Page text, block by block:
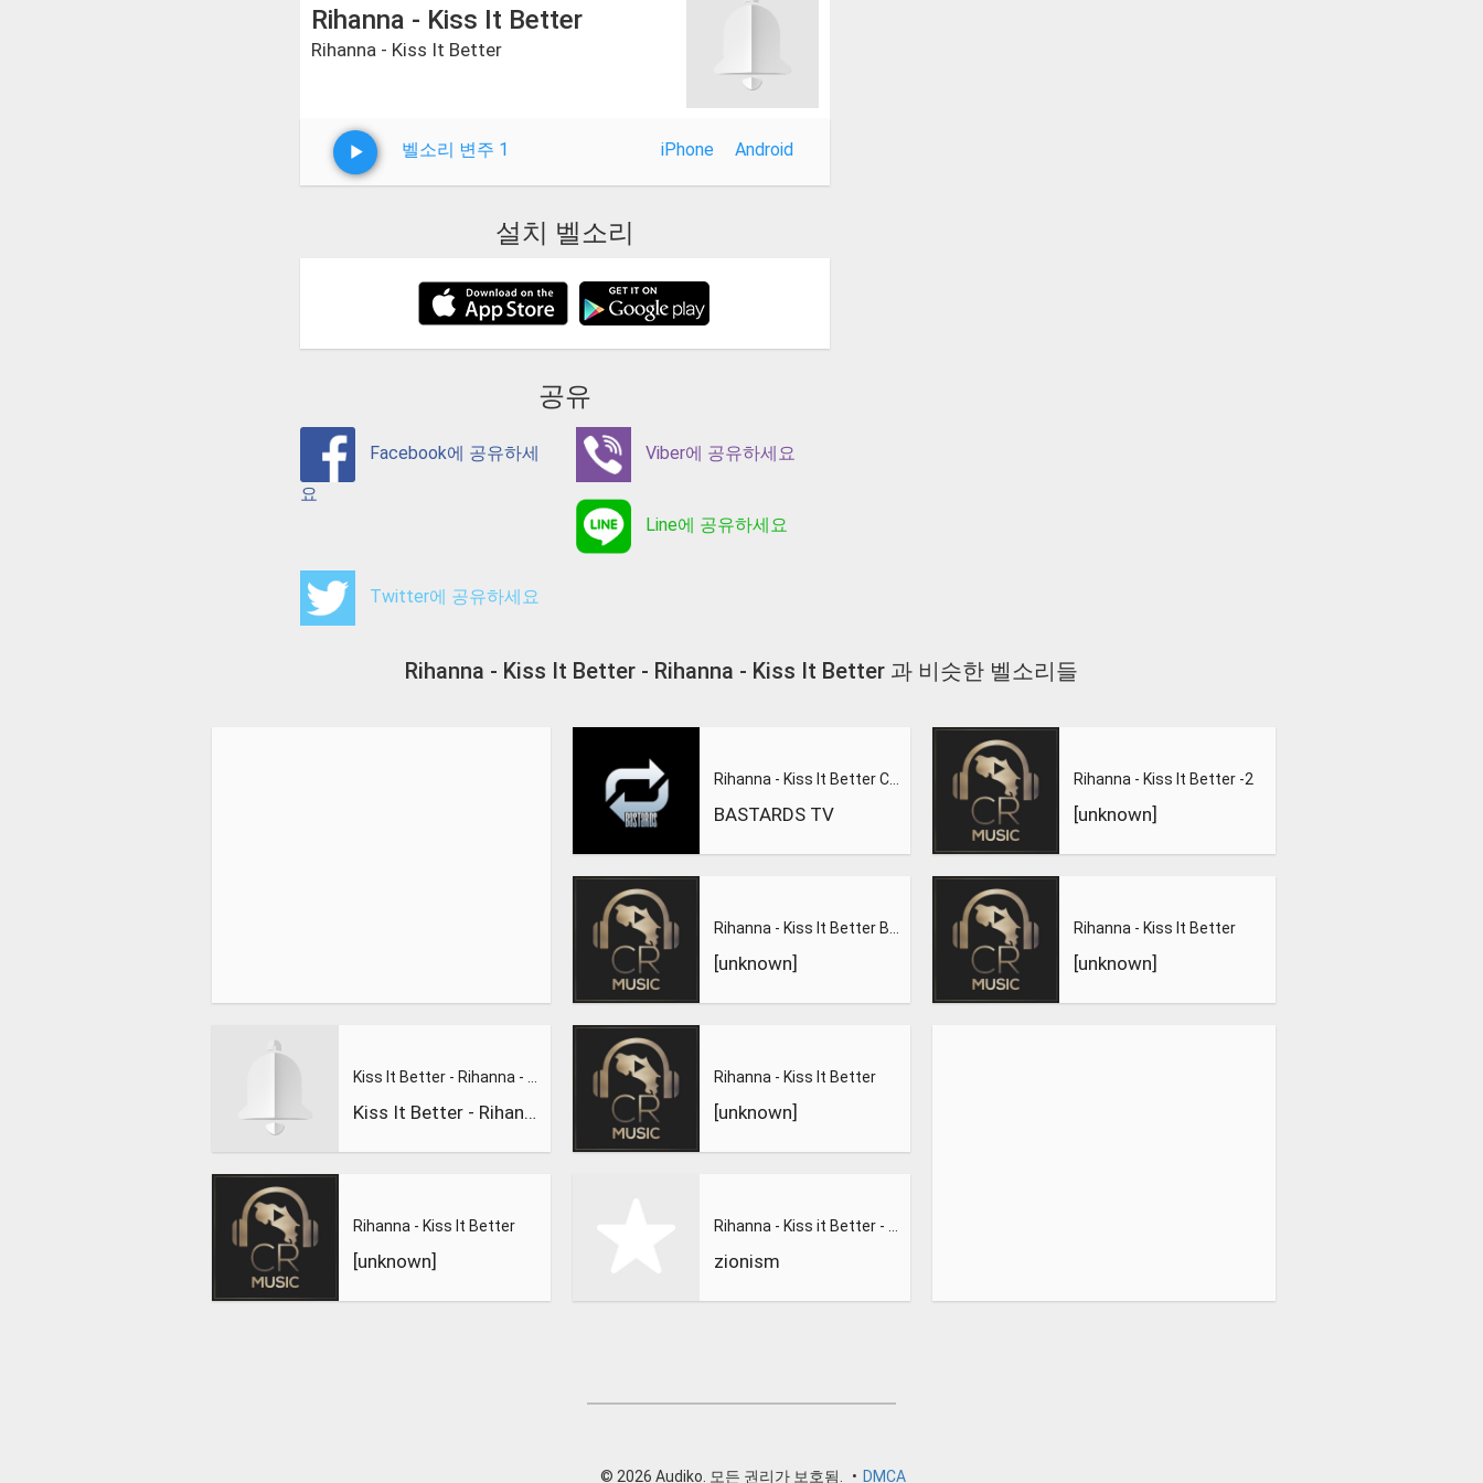
Rihanna - Kiss It Better
Rihanna - Kiss It Better
벨소리 변주 1 iPhone Android
설치 벨소리
공유
Facebook에 공유하세
요
Viber에 공유하세요
Line에 공유하세요
Twitter에 공유하세요
Rihanna - Kiss It Better - Rihanna - Kiss It Better 과 비슷한 벨소리들
Kiss It Better - Rihanna - Kiss It Better - Rihanna
Rihanna - Kiss It Better
[unknown]
Rihanna - Kiss It Better Cover by Tamahr
BASTARDS TV
[unknown]
Rihanna - Kiss It Better
[unknown]
zionism
Rihanna - Kiss It Better -2
[unknown]
Rihanna - Kiss It Better
[unknown]
© 2026 Audiko. 모든 권리가 보호됨. • DMCA